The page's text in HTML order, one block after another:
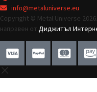
info@metaluniverse.eu
Copyright © Metal Universe
направен от Диджитъл